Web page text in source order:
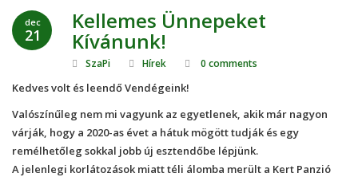
dec
21
Kellemes Ünnepeket
Kívánunk!
SzaPi Hírek 0 comments
Kedves volt és leendő Vendégeink!
Valószínűleg nem mi vagyunk az egyetlenek, akik már nagyon
várják, hogy a 2020-as évet a hátuk mögött tudják és egy
remélhetőleg sokkal jobb új esztendőbe lépjünk.
A jelenlegi korlátozások miatt téli álomba merült a Kert Panzió